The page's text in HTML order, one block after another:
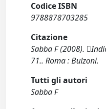
Codice ISBN
9788878703285
Citazione
Sabba F (2008).
71.. Roma : Bulzoni.
Tutti gli autori
Sabba F